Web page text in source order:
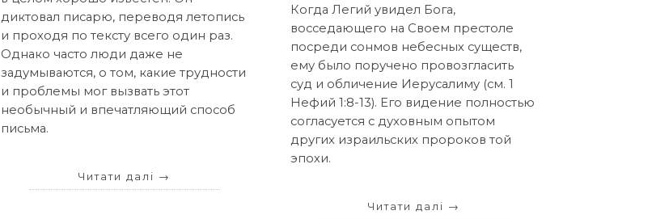
диктовал писарю, переводя летопись
и проходя по тексту всего один раз.
Однако часто люди даже не
задумываются, о том, какие трудности
и проблемы мог вызвать этот
необычный и впечатляющий способ
письма.
Читати далі →
Когда Легий увидел Бога,
восседающего на Своем престоле
посреди сонмов небесных существ,
ему было поручено провозгласить
суд и обличение Иерусалиму (см. 1
Нефий 1:8-13). Его видение полностью
согласуется с духовным опытом
других израильских пророков той
эпохи.
Читати далі →